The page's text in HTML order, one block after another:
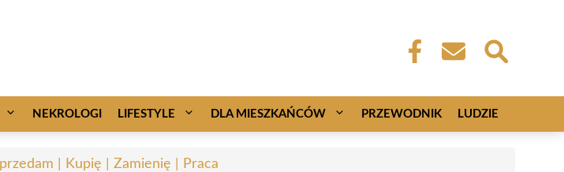
NEKROLOGI LIFESTYLE DLA MIESZKAŃCÓW PRZEWODNIK LUDZIE
| Kupię | Zamienię | Praca